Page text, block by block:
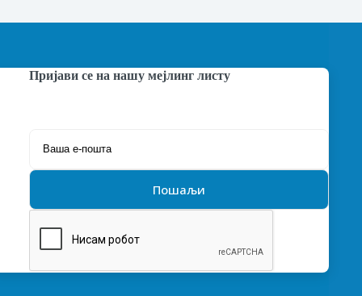
Пријави се на нашу мејлинг листу